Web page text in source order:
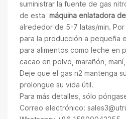
suministrar la fuente de gas
de esta máquina enlatadora
alrededor de 5-7 latas/min.
para la producción a pequeña
para alimentos como leche en
cacao en polvo, marañón,
Deje que el gas n2 mantenga
prolongue su vida útil.
Para más detalles, sólo
Correo electrónico: